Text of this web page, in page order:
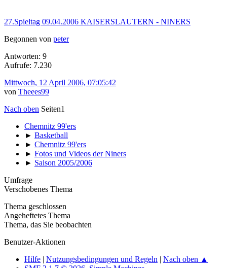
27.Spieltag 09.04.2006 KAISERSLAUTERN - NINERS
Begonnen von peter
Antworten: 9
Aufrufe: 7.230
Mittwoch, 12 April 2006, 07:05:42
von Theees99
Nach oben Seiten1
Chemnitz 99'ers
► Basketball
► Chemnitz 99'ers
► Fotos und Videos der Niners
► Saison 2005/2006
Umfrage
Verschobenes Thema
Thema geschlossen
Angeheftetes Thema
Thema, das Sie beobachten
Benutzer-Aktionen
Hilfe | Nutzungsbedingungen und Regeln | Nach oben ▲